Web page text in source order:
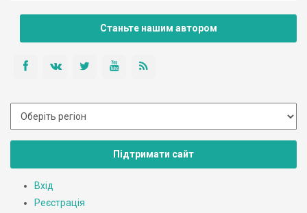
Станьте нашим автором
Підтримати сайт
Вхід
Реєстрація